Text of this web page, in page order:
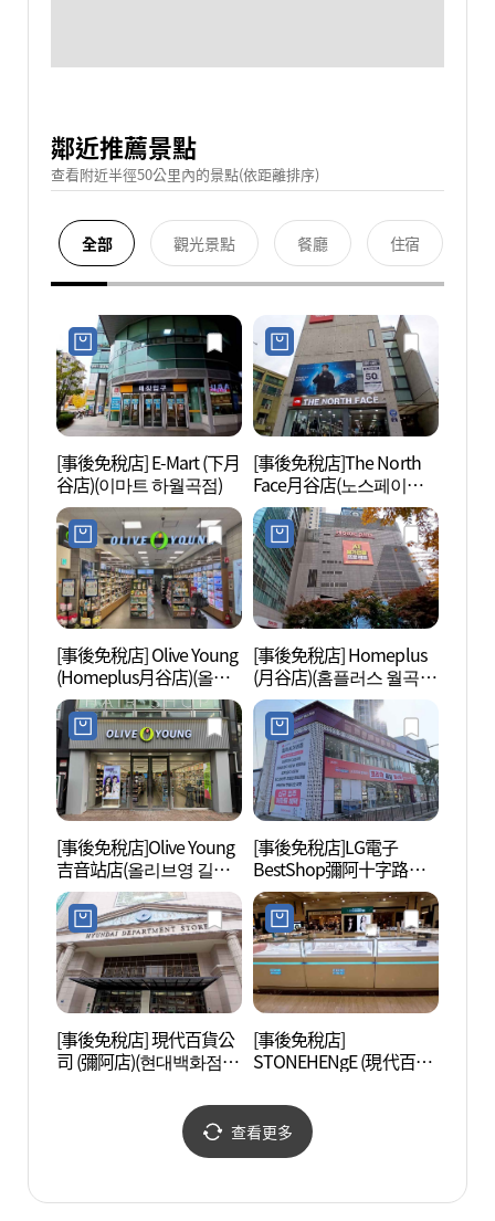
鄰近推薦景點
查看附近半徑50公里內的景點(依距離排序)
全部 觀光景點 餐廳 住宿
[事後免稅店] E-Mart (下月
谷店)(이마트 하월곡점)
[事後免稅店]The North
Face月谷店(노스페이스
월곡점)
[事後免稅店] Olive Young
(Homeplus月谷店)(올리
브영 홈플러스월곡점)
[事後免稅店] Homeplus
(月谷店)(홈플러스 월곡
점)
[事後免稅店]Olive Young
吉音站店(올리브영 길음
역점)
[事後免稅店]LG電子
BestShop彌阿十字路口
店(LG전자 베스트샵 미아
사거리점)
[事後免稅店] 現代百貨公
司 (彌阿店)(현대백화점
[事後免稅店]
STONEHENgE (現代百貨
대백화점 미아점)
查看更多